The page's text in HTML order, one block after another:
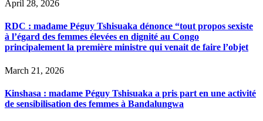
April 28, 2026
RDC : madame Péguy Tshisuaka dénonce “tout propos sexiste
à l’égard des femmes élevées en dignité au Congo
principalement la première ministre qui venait de faire l’objet
March 21, 2026
Kinshasa : madame Péguy Tshisuaka a pris part en une activité
de sensibilisation des femmes à Bandalungwa